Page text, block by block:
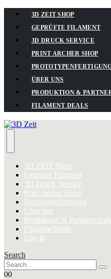
3D ZEIT SHOP
GEPRÜFTE FILAMENT
3D DRUCK SERVICE
PRINT ARCHER SHOP
ÜBER UNS
PRODUKTION &
FILAMENT DEALS
3D ZEIT Shop
Geprüfte Filament
3D Druck Service
Print Archer Shop
Prototypenfertigung
Über uns
Produktion &
Filament Deals
Log In
Search
00